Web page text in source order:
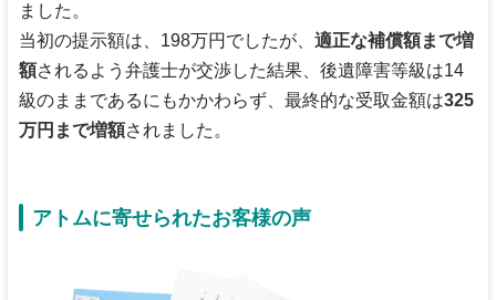
ました。
当初の提示額は、198万円でしたが、 適正な補償額まで増
額されるよう弁護士が交渉した結果、後遺障害等級は14
級のままであるにもかかわらず、最終的な受取金額は325
万円まで増額されました。
アトムに寄せられたお客様の声